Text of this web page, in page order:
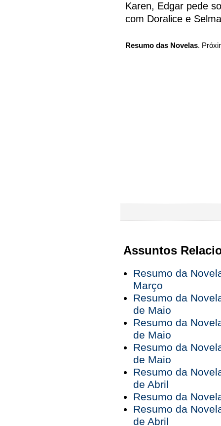
Karen, Edgar pede
com Doralice e
Resumo das Novelas.
Assuntos
Resumo da
Março
Resumo da
de Maio
Resumo da
de Maio
Resumo da
de Maio
Resumo da
de Abril
Resumo da
Resumo da
de Abril